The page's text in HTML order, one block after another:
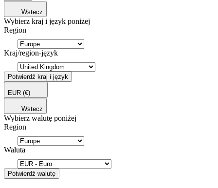
Wstecz
Wybierz kraj i język poniżej
Region
Kraj/region-język
Potwierdź kraj i język
EUR (€)
Wstecz
Wybierz walutę poniżej
Region
Waluta
Potwierdź walutę